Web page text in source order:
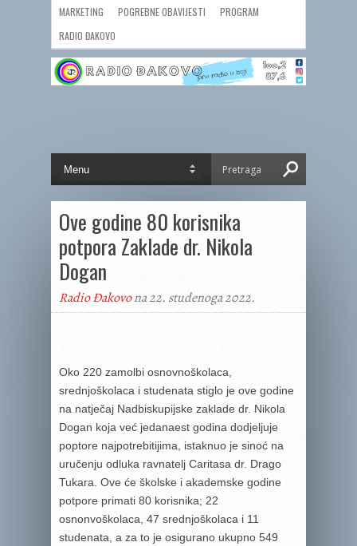
MARKETING POGREBNE OBAVIJESTI
PROGRAM
RADIO ĐAKOVO
Ove godine 80 korisnika
potpora Zaklade dr. Nikola
Dogan
Radio Đakovona 22. studenoga 2022.
Oko 220 zamolbi osnovnoškolaca,
srednjoškolaca i studenata stiglo je ove godine
na natječaj Nadbiskupijske zaklade dr. Nikola
Dogan koja već jedanaest godina dodjeljuje
poptore najpotrebitijima, istaknuo je sinoć na
uručenju odluka ravnatelj Caritasa dr. Drago
Tukara. Ove će školske i akademske godine
potpore primati 80 korisnika; 22
osnonvoškolaca, 47 srednjoškolaca i 11
studenata, a za to je osigurano ukupno 549